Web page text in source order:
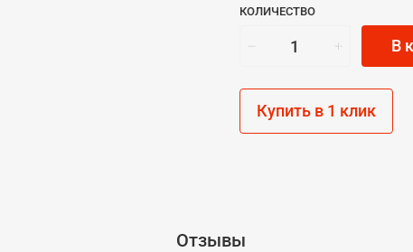
КОЛИЧЕСТВО
В
Купить в 1 клик
Отзывы